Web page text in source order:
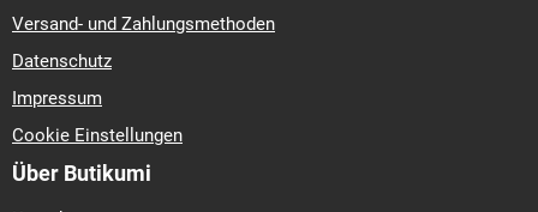
Versand- und Zahlungsmethoden
Datenschutz
Impressum
Cookie Einstellungen
Über Butikumi